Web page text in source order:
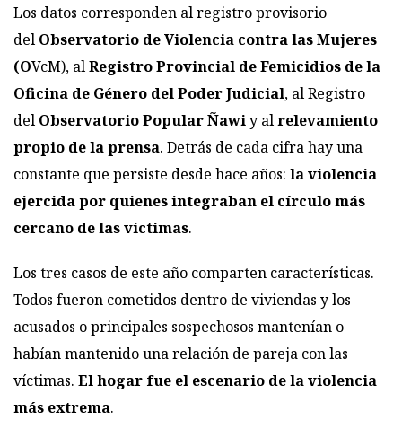
Los datos corresponden al registro provisorio
del Observatorio de Violencia contra las Mujeres
(OVcM), alRegistro Provincial de Femicidios de la
Oficina de Género del Poder Judicial, al Registro
del Observatorio Popular Ñawiy alrelevamiento
propio de la prensa. Detrás de cada cifra hay una
constante que persiste desde hace años: la violencia
ejercida por quienes integraban el círculo más
cercano de las víctimas.
Los tres casos de este año comparten características.
Todos fueron cometidos dentro de viviendas y los
acusados o principales sospechosos mantenían o
habían mantenido una relación de pareja con las
víctimas. El hogar fue el escenario de la violencia
más extrema.